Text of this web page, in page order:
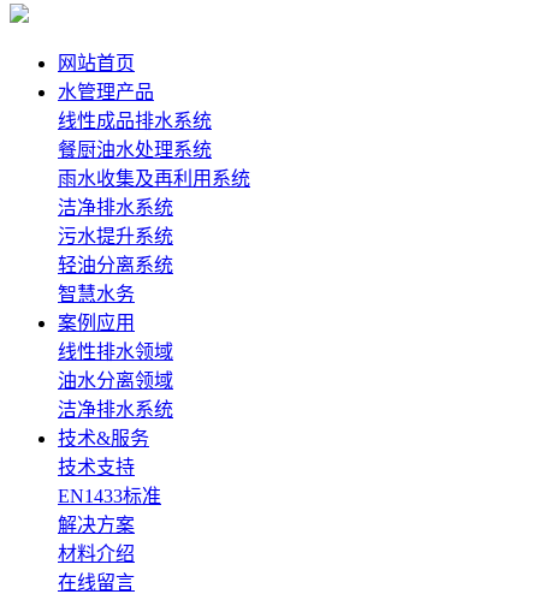
网站首页
水管理产品
线性成品排水系统
餐厨油水处理系统
雨水收集及再利用系统
洁净排水系统
污水提升系统
轻油分离系统
智慧水务
案例应用
线性排水领域
油水分离领域
洁净排水系统
技术&服务
技术支持
EN1433标准
解决方案
材料介绍
在线留言